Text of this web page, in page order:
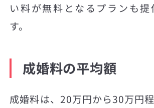
い料が無料となるプランも提
す。
成婚料の平均額
成婚料は、20万円から30万円